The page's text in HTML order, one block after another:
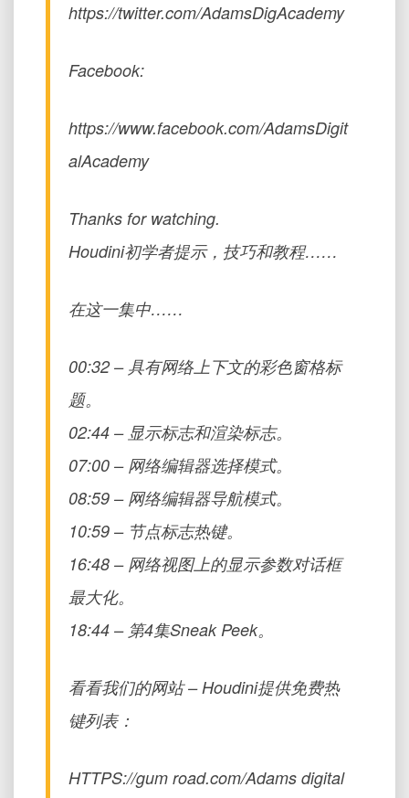
https://twitter.com/AdamsDigAcademy
Facebook:
https://www.facebook.com/AdamsDigit
alAcademy
Thanks for watching.
Houdini初学者提示，技巧和教程……
在这一集中……
00:32 – 具有网络上下文的彩色窗格标
题。
02:44 – 显示标志和渲染标志。
07:00 – 网络编辑器选择模式。
08:59 – 网络编辑器导航模式。
10:59 – 节点标志热键。
16:48 – 网络视图上的显示参数对话框
最大化。
18:44 – 第4集Sneak Peek。
看看我们的网站 – Houdini提供免费热
键列表：
HTTPS://gum road.com/Adams digital